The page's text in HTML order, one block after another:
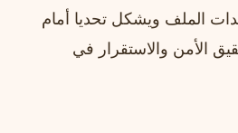
الملف ويشكل تحديا أمام
الأمن والاستقرار في